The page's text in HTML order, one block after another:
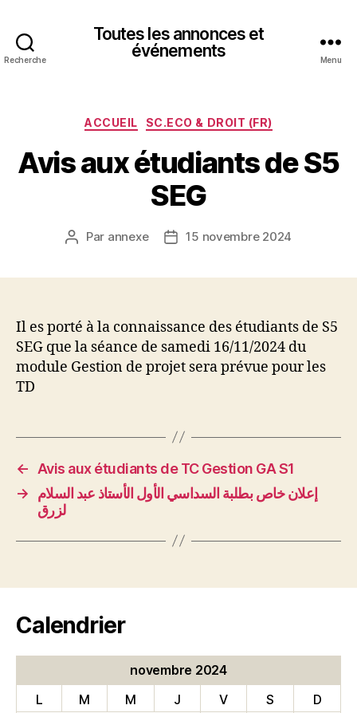
Recherche
Toutes les annonces et
événements
Menu
Catégories
ACCUEIL SC.ECO & DROIT (FR)
Avis aux étudiants de S5
SEG
Auteur
Par annexe
Date15 novembre 2024
Il es porté à la connaissance des étudiants de S5
SEG que la séance de samedi 16/11/2024 du
module Gestion de projet sera prévue pour les
TD
←
Avis aux étudiants de TC Gestion GA S1
→
إعلان خاص بطلبة السداسي الأول الأستاذ عبد السلام
لزرق
Calendrier
novembre 2024
L
M M J V S
D